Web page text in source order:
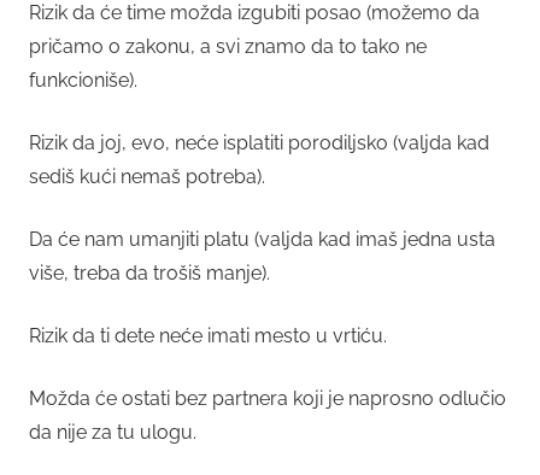
Rizik da će time možda izgubiti posao (možemo da
pričamo o zakonu, a svi znamo da to tako ne
funkcioniše).
Rizik da joj, evo, neće isplatiti porodiljsko (valjda kad
sediš kući nemaš potreba).
Da će nam umanjiti platu (valjda kad imaš jedna usta
više, treba da trošiš manje).
Rizik da ti dete neće imati mesto u vrtiću.
Možda će ostati bez partnera koji je naprosno odlučio
da nije za tu ulogu.